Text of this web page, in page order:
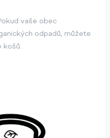
vaše obec
odpadů, můžete
košů.